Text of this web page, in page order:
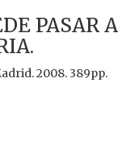
PASAR A
2008. 389pp.